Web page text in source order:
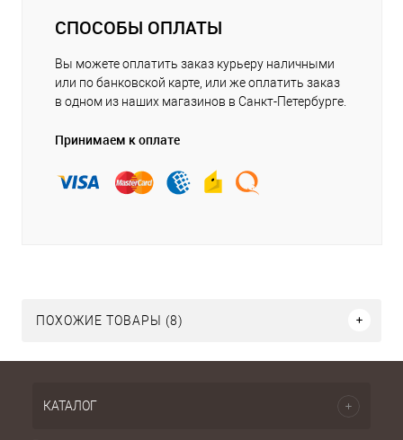
СПОСОБЫ ОПЛАТЫ
Вы можете оплатить заказ курьеру наличными
или по банковской карте, или же оплатить заказ
в одном из наших магазинов в Санкт-Петербурге.
Принимаем к оплате
ПОХОЖИЕ ТОВАРЫ (8)
КАТАЛОГ